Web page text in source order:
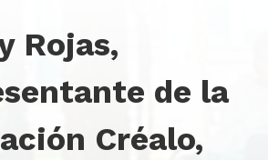
Rojas,
de la
Créalo,